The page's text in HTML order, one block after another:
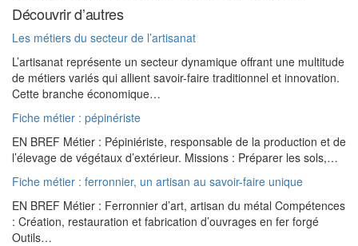
Découvrir d’autres
Les métiers du secteur de l’artisanat
L’artisanat représente un secteur dynamique offrant une multitude
de métiers variés qui allient savoir-faire traditionnel et innovation.
Cette branche économique…
Fiche métier : pépinériste
EN BREF Métier : Pépiniériste, responsable de la production et de
l’élevage de végétaux d’extérieur. Missions : Préparer les sols,…
Fiche métier : ferronnier, un artisan au savoir-faire unique
EN BREF Métier : Ferronnier d’art, artisan du métal Compétences
: Création, restauration et fabrication d’ouvrages en fer forgé
Outils…